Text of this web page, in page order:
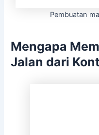
Pembuatan
Mengapa
Jalan dari